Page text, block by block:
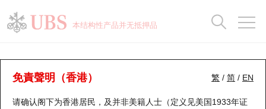
本结构性产品并无抵押品
繁 / 简 / EN
免責聲明（香港）
请确认阁下为香港居民，及并非美籍人士（定义见美国1933年证
认股证分析仪
表现 街货统计 比较
瑞银认股证一览
新发行瑞银认股证
街货统计
比较
牛熊全景快搜
牛熊证搜寻
街货统计
比较
十大升幅/跌幅
十大认股证成交分布
正股分析仪
二十大活跃股份
持股比重
显示所有持股比重
每月轮证大市专题
轮证专栏